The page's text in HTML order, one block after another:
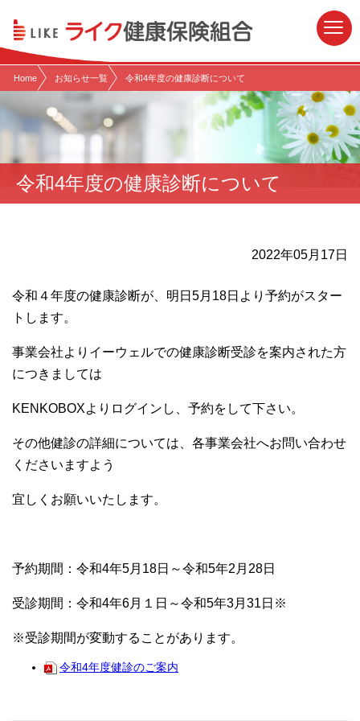
Home お知らせ一覧 令和4年度の健康診断について
令和4年度の健康診断について
2022年05月17日
令和４年度の健康診断が、明日5月18日より予約がスター
トします。
事業会社よりイーウェルでの健康診断受診を案内された方
につきましては
KENKOBOXよりログインし、予約をして下さい。
その他健診の詳細については、各事業会社へお問い合わせ
くださいますよう
宜しくお願いいたします。
予約期間：令和4年5月18日～令和5年2月28日
受診期間：令和4年6月１日～令和5年3月31日※
※受診期間が変動することがあります。
令和4年度健診のご案内